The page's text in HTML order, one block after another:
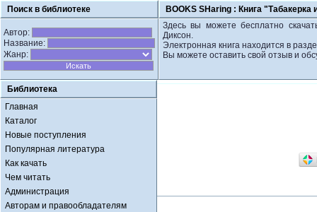
Поиск в библиотеке BOOKS SHaring : Книга
Автор:
Название:
Жанр:
Здесь вы можете бесплатно
Диксон.
Электронная книга находится в
Вы можете оставить свой отзыв и
Библиотека
Главная
Каталог
Новые поступления
Популярная литература
Как качать
Чем читать
Администрация
Авторам и правообладателям